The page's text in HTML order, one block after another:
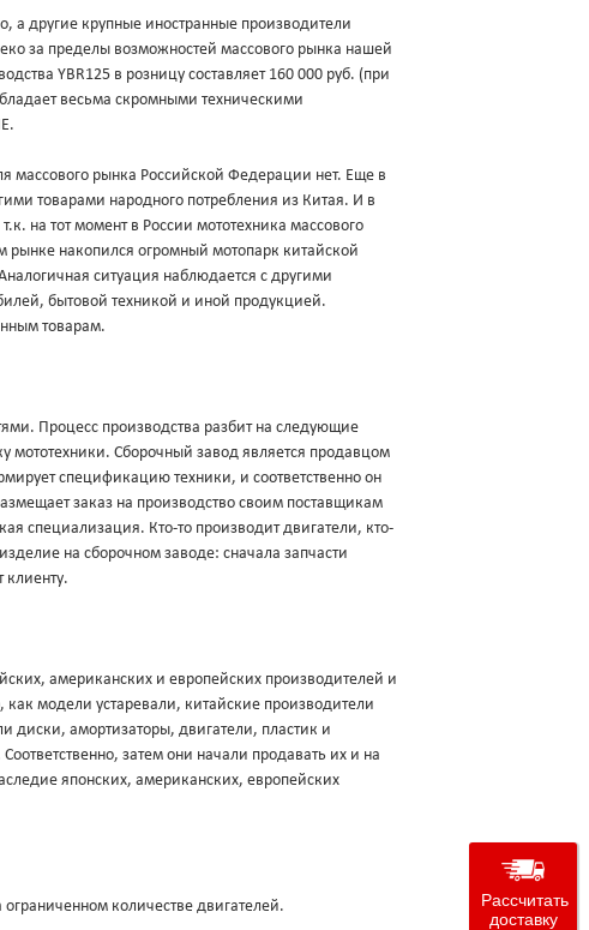
а другие крупные иностранные производители
за пределы возможностей массового рынка нашей
YBR125 в розницу составляет 160 000 руб. (при
весьма скромными техническими
массового рынка Российской Федерации нет. Еще в
товарами народного потребления из Китая. И в
на тот момент в России мототехника массового
рынке накопился огромный мотопарк китайской
ситуация наблюдается с другими
бытовой техникой и иной продукцией.
товарам.
Процесс производства разбит на следующие
мототехники. Сборочный завод является продавцом
спецификацию техники, и соответственно он
заказ на производство своим поставщикам
специализация. Кто-то производит двигатели, кто-
на сборочном заводе: сначала запчасти
клиенту.
американских и европейских производителей и
модели устаревали, китайские производители
диски, амортизаторы, двигатели, пластик и
затем они начали продавать их и на
японских, американских, европейских
ограниченном количестве двигателей.
Рассчитать
доставку